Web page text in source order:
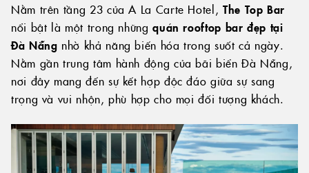
Nằm trên tầng 23 của A La Carte Hotel, The Top Bar
nổi bật là một trong nhữngquán rooftop bar đẹp tại
Đà Nẵng nhờ khả năng biến hóa trong suốt cả ngày.
Nằm gần trung tâm hành động của bãi biển Đà Nẵng,
nơi đây mang đến sự kết hợp độc đáo giữa sự sang
trọng và vui nhộn, phù hợp cho mọi đối tượng khách.